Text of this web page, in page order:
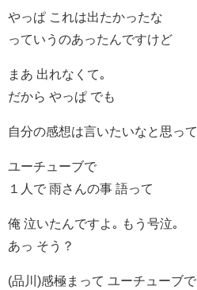
やっぱ これは出たかったな
っていうのあったんですけど
まあ 出れなくて｡
だから やっぱ でも
自分の感想は言いたいなと思って
ユーチューブで
１人で 雨さんの事 語って
俺 泣いたんですよ｡ もう号泣｡
あっ そう？
(品川)感極まって ユーチューブで